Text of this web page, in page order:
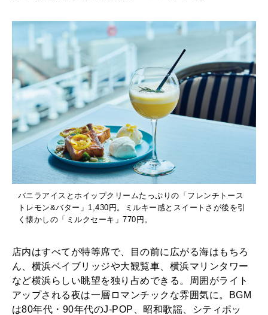
バニラアイスとホイップクリームたっぷりの「フレンチトース
トレモン&バター」1,430円。ミルキー感とスイートさが後を引
く懐かしの「ミルクセーキ」770円。
店内はすべてが特等席で、目の前に広がる海はもちろ
ん、横浜ベイブリッジや大観覧車、横浜マリンタワー
など横浜らしい眺望を独り占めできる。周囲がライト
アップされる夜は一層ロマンチックな雰囲気に。BGM
は80年代・90年代のJ-POP、昭和歌謡、シティポッ